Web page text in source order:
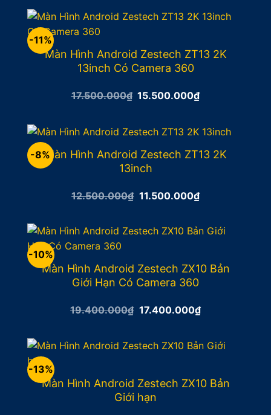
-11%
Màn Hình Android Zestech ZT13 2K
13inch Có Camera 360
17.500.000₫ Giá
15.500.000₫Giá
15.500.000₫.
-8%Màn Hình Android Zestech ZT13 2K
13inch
12.500.000₫ Giá
12.500.000₫.
11.500.000₫Giá
hiện
11.500.000₫.
-10%
Màn Hình Android Zestech ZX10 Bản
Giới Hạn Có Camera 360
19.400.000₫ Giá
19.400.000₫.
17.400.000₫Giá
hiện
17.400.000₫.
-13%
Màn Hình Android Zestech ZX10 Bản
Giới hạn